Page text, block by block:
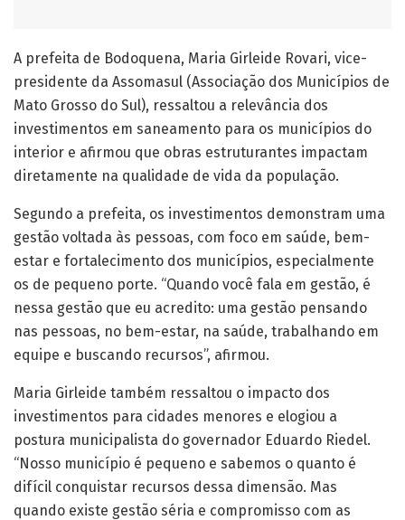
A prefeita de Bodoquena, Maria Girleide Rovari, vice-
presidente da Assomasul (Associação dos Municípios de
Mato Grosso do Sul), ressaltou a relevância dos
investimentos em saneamento para os municípios do
interior e afirmou que obras estruturantes impactam
diretamente na qualidade de vida da população.
Segundo a prefeita, os investimentos demonstram uma
gestão voltada às pessoas, com foco em saúde, bem-
estar e fortalecimento dos municípios, especialmente
os de pequeno porte. “Quando você fala em gestão, é
nessa gestão que eu acredito: uma gestão pensando
nas pessoas, no bem-estar, na saúde, trabalhando em
equipe e buscando recursos”, afirmou.
Maria Girleide também ressaltou o impacto dos
investimentos para cidades menores e elogiou a
postura municipalista do governador Eduardo Riedel.
“Nosso município é pequeno e sabemos o quanto é
difícil conquistar recursos dessa dimensão. Mas
quando existe gestão séria e compromisso com as